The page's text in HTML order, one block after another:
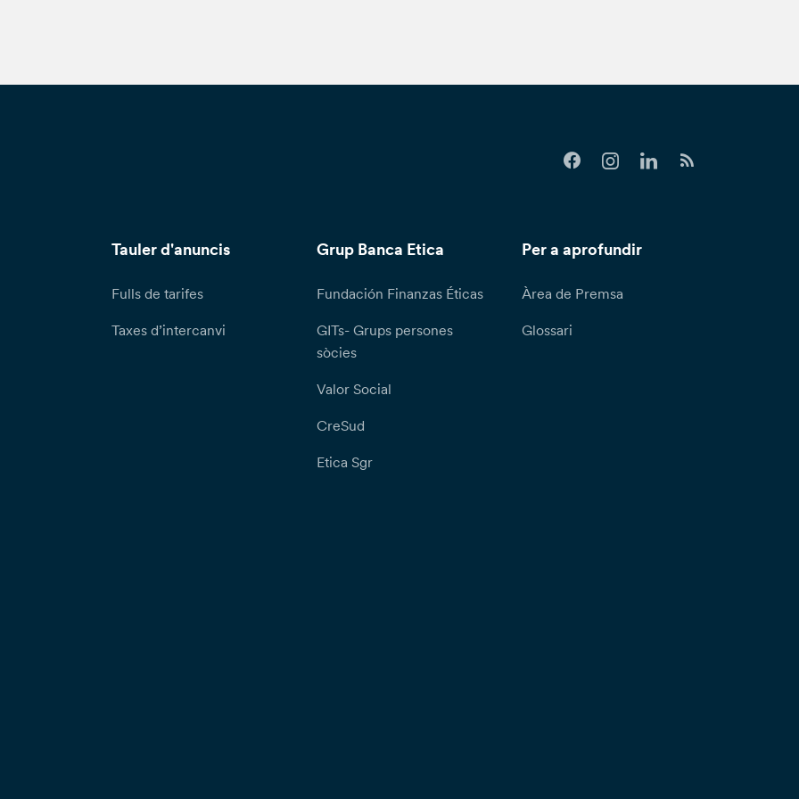
Tauler d'anuncis
Fulls de tarifes
Taxes d’intercanvi
Grup Banca Etica
Fundación Finanzas Éticas
GITs- Grups persones
sòcies
Valor Social
CreSud
Etica Sgr
Per a aprofundir
Àrea de Premsa
Glossari